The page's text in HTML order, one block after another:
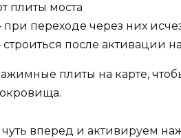
плиты моста
переходе через них
после активации
плиты на карте,
вперед и активируем